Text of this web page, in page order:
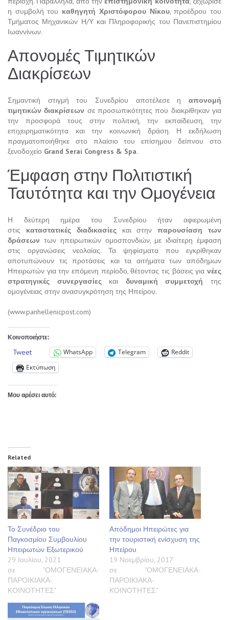
η συμβολή του καθηγητή Χριστόφορου Νίκου, προέδρου του
Τμήματος Μηχανικών Η/Υ και Πληροφορικής του Πανεπιστημίου
Ιωαννίνων.
Απονομές Τιμητικών
Διακρίσεων
Σημαντική στιγμή του Συνεδρίου αποτέλεσε η απονομή
τιμητικών διακρίσεων σε προσωπικότητες που διακρίθηκαν για
την προσφορά τους στην πολιτική, την εκπαίδευση, την
επιχειρηματικότητα και την κοινωνική δράση. Η εκδήλωση
πραγματοποιήθηκε στο πλαίσιο του επίσημου δείπνου στο
ξενοδοχείο Grand Serai Congress & Spa.
Έμφαση στην Πολιτιστική
Ταυτότητα και την Ομογένεια
Η δεύτερη ημέρα του Συνεδρίου ήταν αφιερωμένη
στις καταστατικές διαδικασίεςκαι στηνπαρουσίαση των
δράσεων των ηπειρωτικών ομοσπονδιών, με ιδιαίτερη έμφαση
στις οργανώσεις νεολαίας. Τα ψηφίσματα που εγκρίθηκαν
αποτυπώνουν τις προτάσεις και τα αιτήματα των απόδημων
Ηπειρωτών για την επόμενη περίοδο, θέτοντας τις βάσεις για νέες
στρατηγικές συνεργασίεςκαι δυναμική συμμετοχή της
ομογένειας στην ανασυγκρότηση της Ηπείρου.
(www.panhellenicpost.com)
Κοινοποιήστε:
Tweet WhatsApp Telegram
Reddit
Εκτύπωση
Μου αρέσει αυτό:
Related
Το Συνέδριο του
Παγκοσμίου Συμβουλίου
Ηπειρωτών Εξωτερικού
29 Ιουλίου, 2021
σε "ΟΜΟΓΕΝΕΙΑΚΑ-
ΠΑΡΟΙΚΙΑΚΑ-
ΚΟΙΝΟΤΗΤΕΣ"
Απόδημοι Ηπειρώτες για
την τουριστική ενίσχυση της
Ηπείρου
19 Νοεμβρίου, 2017
σε "ΟΜΟΓΕΝΕΙΑΚΑ-
ΠΑΡΟΙΚΙΑΚΑ-
ΚΟΙΝΟΤΗΤΕΣ"